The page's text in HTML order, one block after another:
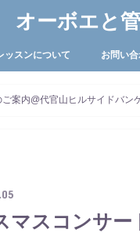
オーボエと
ッスンについて お問い
案内@代官山ヒルサイドバン
マスコンサー